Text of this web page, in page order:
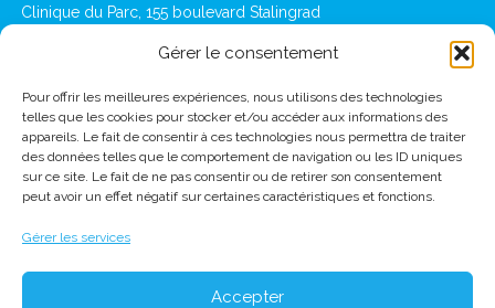
Gérer le consentement
Pour offrir les meilleures expériences, nous utilisons des technologies
telles que les cookies pour stocker et/ou accéder aux informations des
appareils. Le fait de consentir à ces technologies nous permettra de traiter
des données telles que le comportement de navigation ou les ID uniques
sur ce site. Le fait de ne pas consentir ou de retirer son consentement
peut avoir un effet négatif sur certaines caractéristiques et fonctions.
Gérer les services
Accepter
Clinique du Parc, 155 boulevard Stalingrad
Lausanne
Clinique de Montchoisi : Ch des Allinges 10,
1001 Lausanne
(+41) 21 619 39 39
jmtorossian@montchoisi.ch